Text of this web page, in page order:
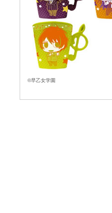
©早乙女学園